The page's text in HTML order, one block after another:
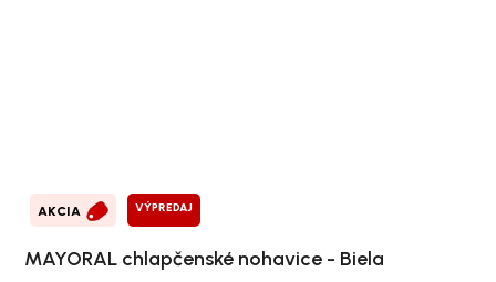
AKCIA VÝPREDAJ
MAYORAL chlapčenské nohavice - Biela